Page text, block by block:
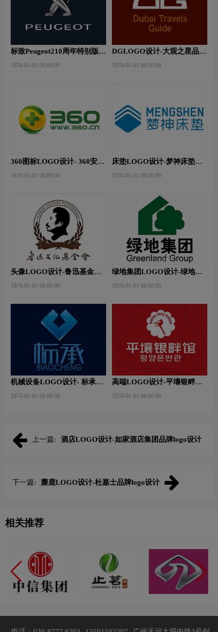
标致Peugeot210周年特别版新
1970-01-01 08:00:00
DGLOGO设计-大观之星品牌
1970-01-01 08:00:00
360图标LOGO设计- 360安全
1970-01-01 08:00:00
床垫LOGO设计-梦神床垫品
1970-01-01 08:00:00
头像LOGO设计-鲁迅基金会
1970-01-01 08:00:00
绿地集团LOGO设计-绿地集
1970-01-01 08:00:00
机械设备LOGO设计- 标承机
1970-01-01 08:00:00
高端LOGO设计-平壤银畔馆
1970-01-01 08:00:00
上一篇: 酒店LOGO设计-如家酒店集团品牌logo设计
下一篇: 麋鹿LOGO设计-杜嘉士品牌logo设计
相关推荐